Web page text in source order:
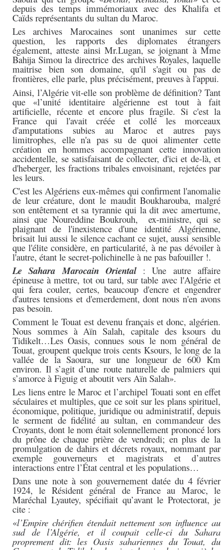
depuis des temps immémoriaux avec des Khalifa et
Caïds représentants du sultan du Maroc.
Les archives Marocaines sont unanimes sur cette
question, les rapports des diplomates étrangers
également, atteste ainsi Mr.Lugan, se joignant à Mme
Bahija Simou la directrice des archives Royales, laquelle
maitrise bien son domaine, qu'il s'agit ou pas de
frontières, elle parle, plus précisément, preuves à l'appui.
Ainsi, l’Algérie vit-elle son problème de définition? Tant
que «l’unité identitaire algérienne est tout à fait
artificielle, récente et encore plus fragile. Si c'est la
France qui l'avait créée et collé les morceaux
d'amputations subies au Maroc et autres pays
limitrophes, elle n'a pas su de quoi alimenter cette
création en hommes accompagnant cette innovation
accidentelle, se satisfaisant de collecter, d'ici et de-là, et
d'heberger, les fractions tribales envoisinant, rejetées par
les leurs.
C'est les Algériens eux-mêmes qui confirment l'anomalie
de leur créature, dont le maudit Boukharouba, malgré
son entêtement et sa tyrannie qui la dit avec amertume,
ainsi que Noureddine Boukrouh, ex-ministre, qui se
plaignant de l'inexistence d'une identité Algérienne,
brisait lui aussi le silence cachant ce sujet, aussi sensible
que l'élite considère, en particularité, à ne pas dévoiler à
l'autre, étant le secret-polichinelle à ne pas bafouiller !.
Le Sahara Marocain Oriental: Une autre affaire
épineuse à mettre, tot ou tard, sur table avec l'Algérie et
qui fera couler, certes, beaucoup d'encre et engendrer
d'autres tensions et d'emerdement, dont nous n'en avons
pas besoin.
Comment le Touat est devenu français et donc, algérien.
Nous sommes à Aïn Salah, capitale des ksours du
Tidikelt…Les Oasis, connues sous le nom général de
Touat, groupent quelque trois cents Ksours, le long de la
vallée de la Saoura, sur une longueur de 600 Km
environ. Il s’agit d’une route naturelle de palmiers qui
s’amorce à Figuig et aboutit vers Aïn Salah».
Les liens entre le Maroc et l’archipel Touati sont en effet
séculaires et multiples, que ce soit sur les plans spirituel,
économique, politique, juridique ou administratif, depuis
le serment de fidélité au sultan, en commandeur des
Croyants, dont le nom était solennellement prononcé lors
du prône de chaque prière de vendredi; en plus de la
promulgation de dahirs et décrets royaux, nommant par
exemple gouverneurs et magistrats et d’autres
interactions entre l’État central et les populations…
Dans une note à son gouvernement datée du 4 février
1924, le Résident général de France au Maroc, le
Maréchal Lyautey, spécifiait qu’avant le Protectorat, je
cite :
«l’Empire chérifien étendait nettement son influence au
sud de l’Algérie, et il coupait celle-ci du Sahara
proprement dit: les Oasis sahariennes du Touat, du